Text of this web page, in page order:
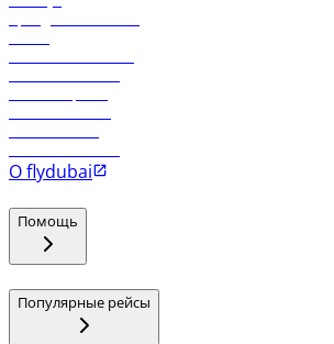
О flydubai
Помощь
Популярные рейсы